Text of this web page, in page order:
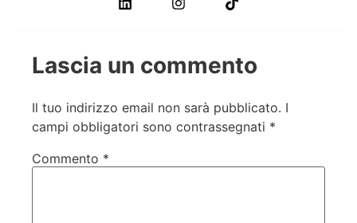
Lascia un commento
Il tuo indirizzo email non sarà pubblicato. I
campi obbligatori sono contrassegnati *
Commento *